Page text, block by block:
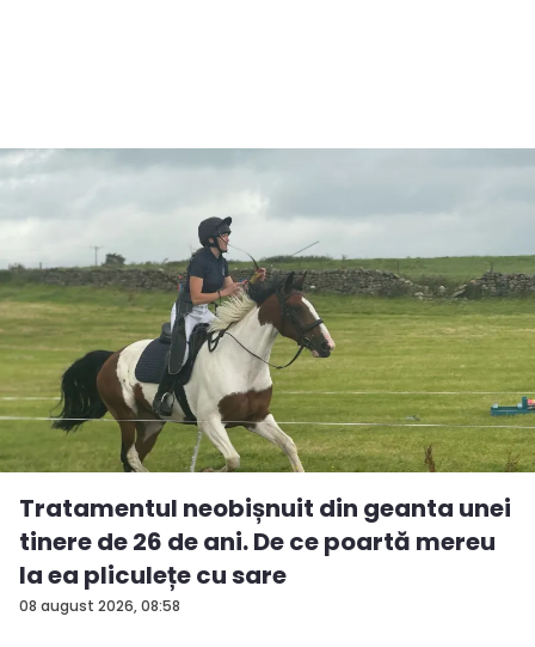
08 august 2026, 08:58
Tratamentul neobișnuit din geanta unei
tinere de 26 de ani. De ce poartă mereu
la ea pliculețe cu sare